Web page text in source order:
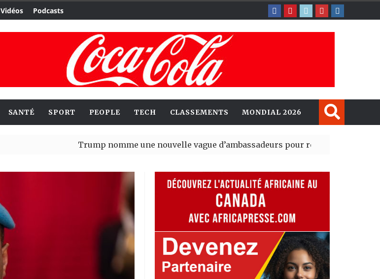
Vidéos Podcasts
SANTÉ SPORT PEOPLE TECH CLASSEMENTS MONDIAL 2026
Trump nomme une nouvelle vague d’ambassadeurs pour renforcer la présence